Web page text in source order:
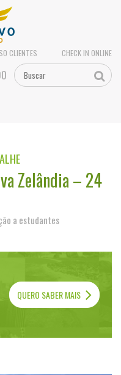
CLIENTES CHECK IN ONLINE
Zelândia – 24
a estudantes
QUERO SABER MAIS